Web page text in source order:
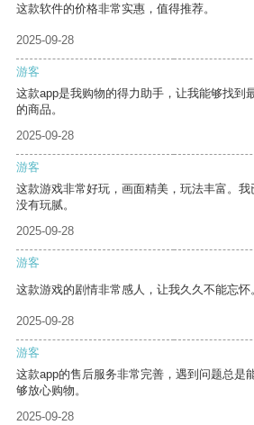
这款软件的价格非常实惠，值得推荐。
2025-09-28
游客
这款app是我购物的得力助手，让我能够找到
的商品。
2025-09-28
游客
这款游戏非常好玩，画面精美，玩法丰富。
没有玩腻。
2025-09-28
游客
这款游戏的剧情非常感人，让我久久不能忘怀
2025-09-28
游客
这款app的售后服务非常完善，遇到问题总是
够放心购物。
2025-09-28